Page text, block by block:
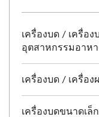
เครื่องบด / เครื่อง
อุตสาหกรรมอาห
เครื่องบด / เครื่อ
เครื่องบดขนาดเล็